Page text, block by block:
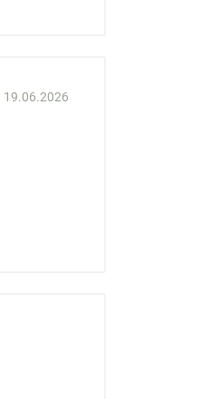
19.06.2026